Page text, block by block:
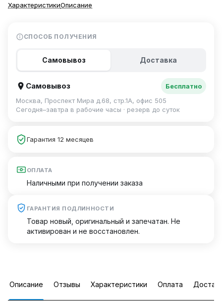
ХарактеристикиОписание
СПОСОБ ПОЛУЧЕНИЯ
Самовывоз Доставка
Самовывоз
Бесплатно
Москва, Проспект Мира д.68, стр.1А, офис 505
Сегодня–завтра в рабочие часы · резерв до суток
Гарантия 12 месяцев
ОПЛАТА
Наличными при получении заказа
ГАРАНТИЯ ПОДЛИННОСТИ
Товар новый, оригинальный и запечатан. Не
активирован и не восстановлен.
Описание Отзывы Характеристики Оплата